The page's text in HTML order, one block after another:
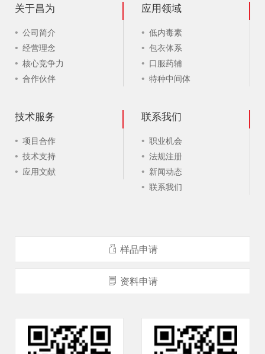
关于昌为
公司简介
经营理念
核心竞争力
合作伙伴
应用领域
低内毒素
包衣体系
口服药辅
特种中间体
技术服务
项目合作
技术支持
应用文献
联系我们
职业机会
法规注册
新闻动态
联系我们
样品申请
资料申请